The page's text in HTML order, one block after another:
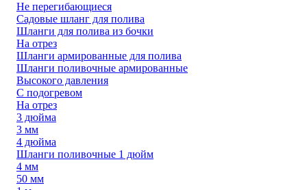
Не перегибающиеся
Садовые шланг для полива
Шланги для полива из бочки
На отрез
Шланги армированные для полива
Шланги поливочные армированные
Высокого давления
С подогревом
На отрез
3 дюйма
3 мм
4 дюйма
Шланги поливочные 1 дюйм
4 мм
50 мм